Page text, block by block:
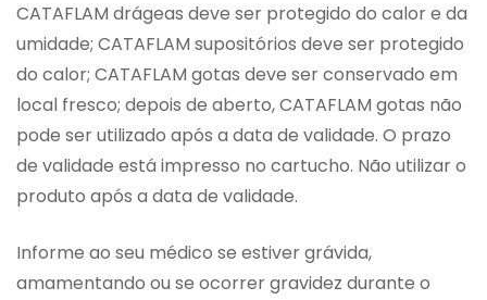
CATAFLAM drágeas deve ser protegido do calor e da
umidade; CATAFLAM supositórios deve ser protegido
do calor; CATAFLAM gotas deve ser conservado em
local fresco; depois de aberto, CATAFLAM gotas não
pode ser utilizado após a data de validade. O prazo
de validade está impresso no cartucho. Não utilizar o
produto após a data de validade.
Informe ao seu médico se estiver grávida,
amamentando ou se ocorrer gravidez durante o